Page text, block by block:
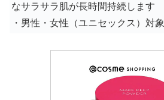
なサラサラ肌が長時間持続します
・男性・女性（ユニセックス）対象